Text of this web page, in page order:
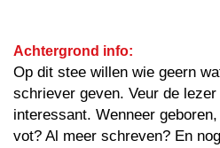
Achtergrond info:
Op dit stee willen wie geern
schriever geven. Veur de
interessant. Wenneer
vot? Al meer schreven? En